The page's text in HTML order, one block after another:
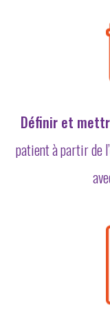
Définir et
patient à partir de